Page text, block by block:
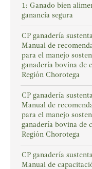
1: Ganado bien
ganancia segura
CP ganadería
Manual de
para el manejo
ganadería bovina de
Región Chorotega
CP ganadería
Manual de
para el manejo
ganadería bovina de
Región Chorotega
CP ganadería
Manual de